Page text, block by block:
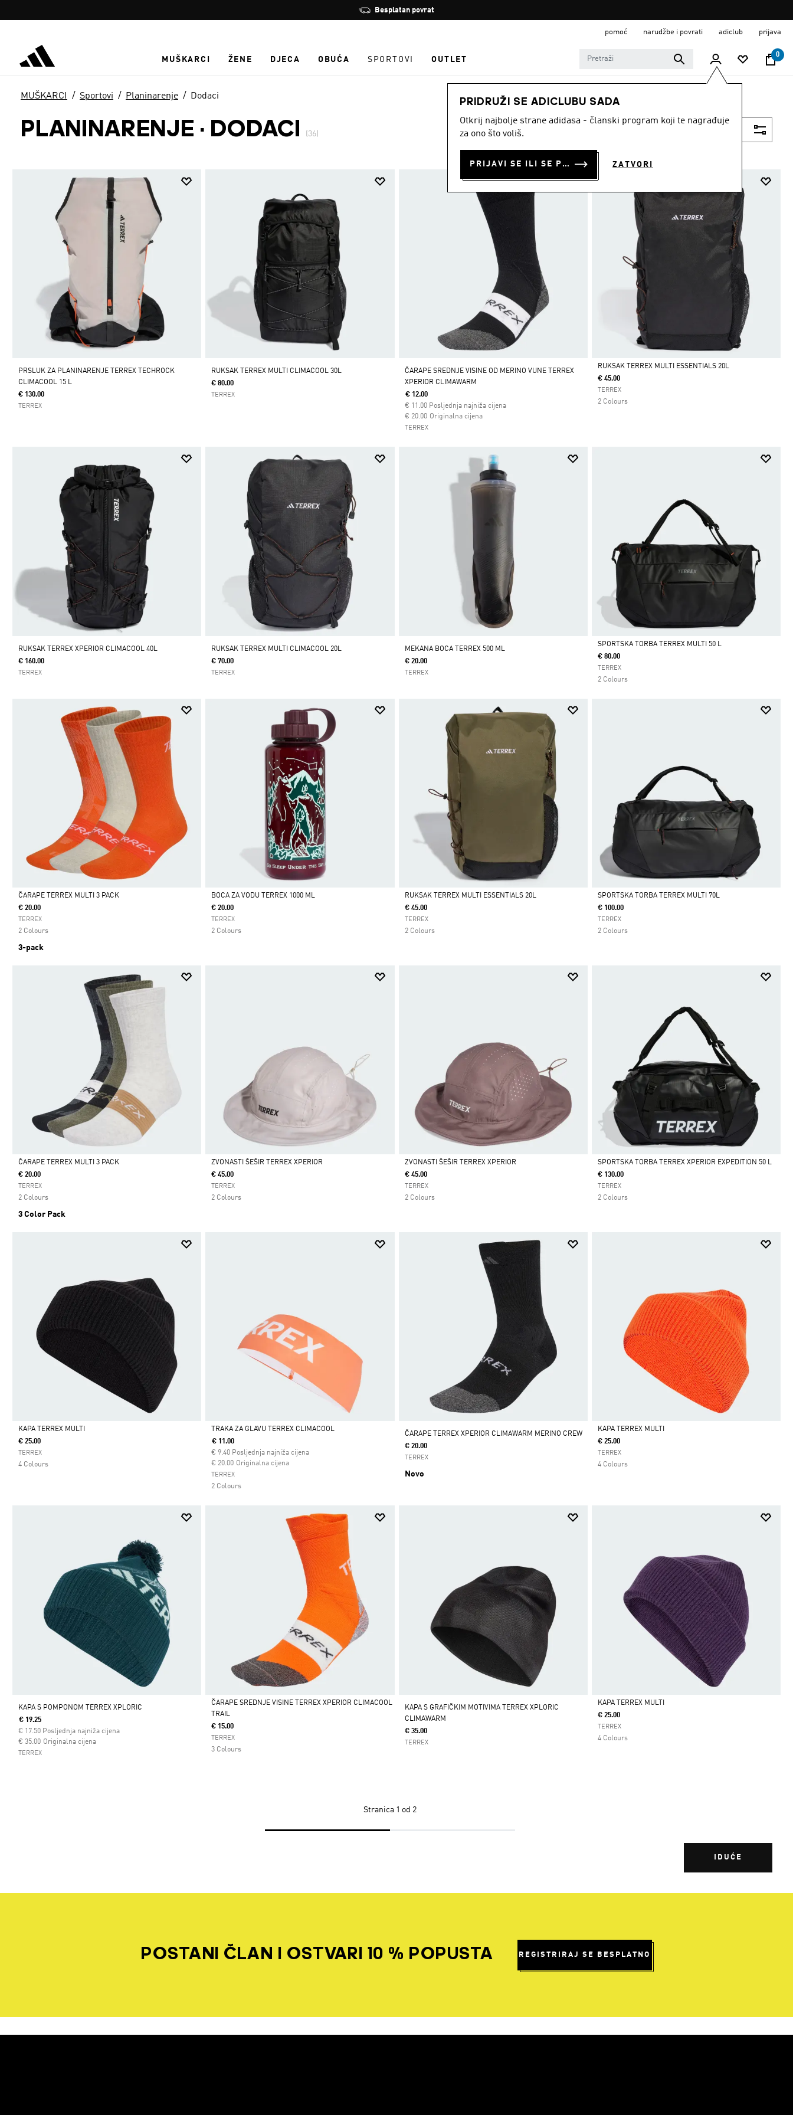
Zaustavi
rotaciju
Učlani se i ostvari 10 % popusta
pomoć narudžbe i povrati adiclub prijava
MUŠKARCI ŽENE DJECA OBUĆA SPORTOVI OUTLET
0
PRIDRUŽI SE ADICLUBU SADA
Otkrij najbolje strane adidasa - članski program koji te nagrađuje
za ono što voliš.
PRIJAVI SE ILI SE PRIDRUŽI SADA ZATVORI
MUŠKARCI Sportovi Planinarenje Dodaci
PLANINARENJE · DODACI (36)
PRSLUK ZA PLANINARENJE TERREX TECHROCK
CLIMACOOL 15 L
€ 130.00
TERREX
RUKSAK TERREX MULTI CLIMACOOL 30L
€ 80.00
TERREX
ČARAPE SREDNJE VISINE OD MERINO VUNE TERREX
XPERIOR CLIMAWARM
€ 12.00
€
11.00 Posljednja najniža cijena
Originalna cijena
Cijena umanjena od
€ 20.00za
TERREX
Da
RUKSAK TERREX MULTI ESSENTIALS 20L
€ 45.00
TERREX
2 Colours
RUKSAK TERREX XPERIOR CLIMACOOL 40L
€ 160.00
TERREX
RUKSAK TERREX MULTI CLIMACOOL 20L
€ 70.00
TERREX
MEKANA BOCA TERREX 500 ML
€ 20.00
TERREX
Da
SPORTSKA TORBA TERREX MULTI 50 L
€ 80.00
TERREX
2 Colours
Da
ČARAPE TERREX MULTI 3 PACK
€ 20.00
TERREX
2 Colours
3-pack
Da
BOCA ZA VODU TERREX 1000 ML
€ 20.00
TERREX
2 Colours
Da
RUKSAK TERREX MULTI ESSENTIALS 20L
€ 45.00
TERREX
2 Colours
Da
SPORTSKA TORBA TERREX MULTI 70L
€ 100.00
TERREX
2 Colours
Da
ČARAPE TERREX MULTI 3 PACK
€ 20.00
TERREX
2 Colours
3 Color Pack
Da
ZVONASTI ŠEŠIR TERREX XPERIOR
€ 45.00
TERREX
2 Colours
Da
ZVONASTI ŠEŠIR TERREX XPERIOR
€ 45.00
TERREX
2 Colours
Da
SPORTSKA TORBA TERREX XPERIOR EXPEDITION 50 L
€ 130.00
TERREX
2 Colours
Da
KAPA TERREX MULTI
€ 25.00
TERREX
4 Colours
Da
TRAKA ZA GLAVU TERREX CLIMACOOL
€ 11.00
€ 9.40 Posljednja najniža cijena
Originalna cijena
Cijena umanjena od
€ 20.00za
TERREX
2 Colours
ČARAPE TERREX XPERIOR CLIMAWARM MERINO CREW
€ 20.00
TERREX
Novo
Da
KAPA TERREX MULTI
€ 25.00
TERREX
4 Colours
KAPA S POMPONOM TERREX XPLORIC
€ 19.25
€ 17.50 Posljednja najniža cijena
Originalna cijena
Cijena umanjena od
€ 35.00za
TERREX
Da
ČARAPE SREDNJE VISINE TERREX XPERIOR CLIMACOOL
TRAIL
€ 15.00
TERREX
3 Colours
KAPA S GRAFIČKIM MOTIVIMA TERREX XPLORIC
CLIMAWARM
€ 35.00
TERREX
Da
KAPA TERREX MULTI
€ 25.00
TERREX
4 Colours
Stranica 1 od 2
IDUĆE
POSTANI ČLAN I OSTVARI 10 % POPUSTA REGISTRIRAJ SE BESPLATNO